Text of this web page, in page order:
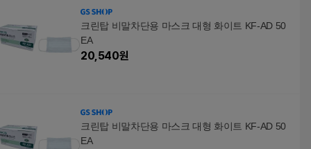
크린탑 비말차단용 마스크 대형 화이트 KF-AD 50
EA
20,540원
크린탑 비말차단용 마스크 대형 화이트 KF-AD 50
EA